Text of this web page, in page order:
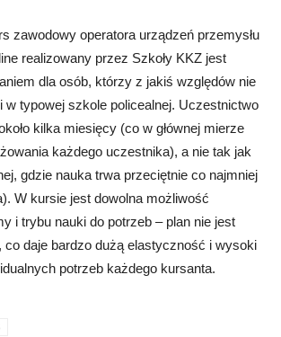
zawodowy operatora urządzeń przemysłu
realizowany przez Szkoły KKZ jest
dla osób, którzy z jakiś względów nie
w typowej szkole policealnej. Uczestnictwo
kilka miesięcy (co w głównej mierze
każdego uczestnika), a nie tak jak
gdzie nauka trwa przeciętnie co najmniej
W kursie jest dowolna możliwość
i trybu nauki do potrzeb – plan nie jest
co daje bardzo dużą elastyczność i wysoki
potrzeb każdego kursanta.